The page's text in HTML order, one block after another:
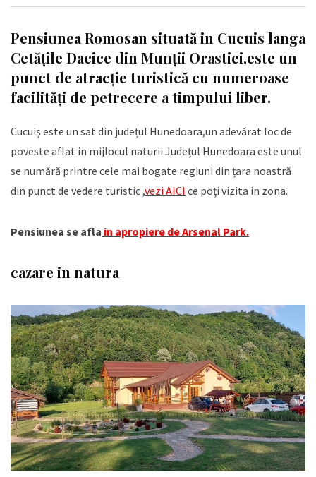
Pensiunea Romosan situată in Cucuis langa
Cetățile Dacice din Munții Orastiei,este un
punct de atracție turistică cu numeroase
facilități de petrecere a timpului liber.
Cucuiș este un sat din județul Hunedoara,un adevărat loc de
poveste aflat in mijlocul naturii.Județul Hunedoara este unul
se numără printre cele mai bogate regiuni din țara noastră
din punct de vedere turistic ,vezi AICI ce poți vizita in zona.
Pensiunea se afla in apropiere de Arsenal Park.
cazare in natura